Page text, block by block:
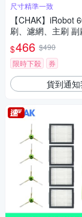
尺寸精準一致
【CHAK】iRobot
刷、濾網、主刷
超值組 (適用型號
620 630 637 650
690 695)
$466 $490
限時下殺
券
貨到通知